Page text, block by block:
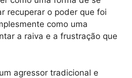
recuperar o poder que foi
como uma
a raiva e a frustração que
agressor tradicional e